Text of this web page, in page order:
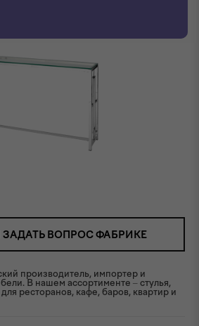
ЗАДАТЬ ВОПРОС ФАБРИКЕ
производитель, импортер и
В нашем ассортименте – стулья,
ресторанов, кафе, баров, квартир и